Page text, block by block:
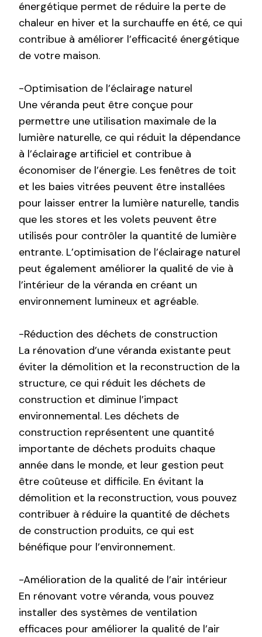
énergétique permet de réduire la perte de
chaleur en hiver et la surchauffe en été, ce qui
contribue à améliorer l’efficacité énergétique
de votre maison.
-Optimisation de l’éclairage naturel
Une véranda peut être conçue pour
permettre une utilisation maximale de la
lumière naturelle, ce qui réduit la dépendance
à l’éclairage artificiel et contribue à
économiser de l’énergie. Les fenêtres de toit
et les baies vitrées peuvent être installées
pour laisser entrer la lumière naturelle, tandis
que les stores et les volets peuvent être
utilisés pour contrôler la quantité de lumière
entrante. L’optimisation de l’éclairage naturel
peut également améliorer la qualité de vie à
l’intérieur de la véranda en créant un
environnement lumineux et agréable.
-Réduction des déchets de construction
La rénovation d’une véranda existante peut
éviter la démolition et la reconstruction de la
structure, ce qui réduit les déchets de
construction et diminue l’impact
environnemental. Les déchets de
construction représentent une quantité
importante de déchets produits chaque
année dans le monde, et leur gestion peut
être coûteuse et difficile. En évitant la
démolition et la reconstruction, vous pouvez
contribuer à réduire la quantité de déchets
de construction produits, ce qui est
bénéfique pour l’environnement.
-Amélioration de la qualité de l’air intérieur
En rénovant votre véranda, vous pouvez
installer des systèmes de ventilation
efficaces pour améliorer la qualité de l’air